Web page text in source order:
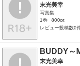
末光美幸
写真集
1巻
800pt
レビュー投稿数0
BUDDY～
末光美幸